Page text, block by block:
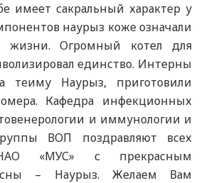
имеет сакральный характер у
наурыз коже означали
жизни. Огромный котел для
единство. Интерны
теиму Наурыз, приготовили
Кафедра инфекционных
и иммунологии и
ВОП поздравляют всех
НАО «МУС» с прекрасным
– Наурыз. Желаем Вам